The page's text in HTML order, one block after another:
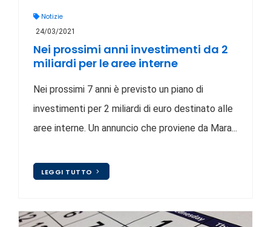
Notizie
24/03/2021
Nei prossimi anni investimenti da 2
miliardi per le aree interne
Nei prossimi 7 anni è previsto un piano di
investimenti per 2 miliardi di euro destinato alle
aree interne. Un annuncio che proviene da Mara...
LEGGI TUTTO